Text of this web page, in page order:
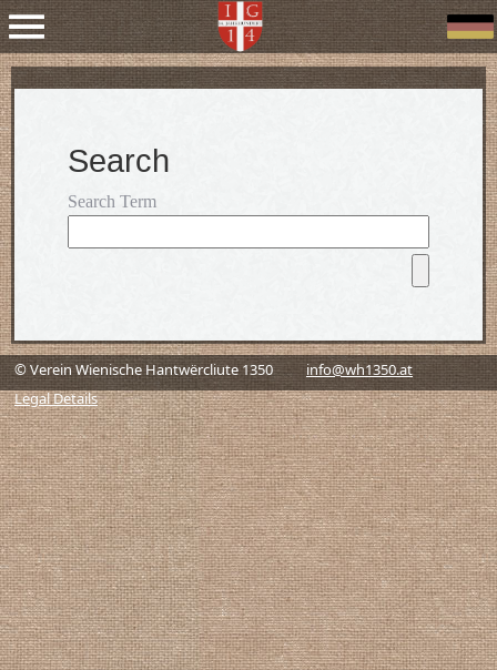
Search
Search Term
© Verein Wienische Hantwërcliute 1350
info@wh1350.at
Legal Details